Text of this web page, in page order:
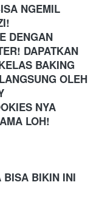
NGEMIL
DENGAN
DAPATKAN
BAKING
OLEH
NYA
LOH!
BISA BIKIN INI